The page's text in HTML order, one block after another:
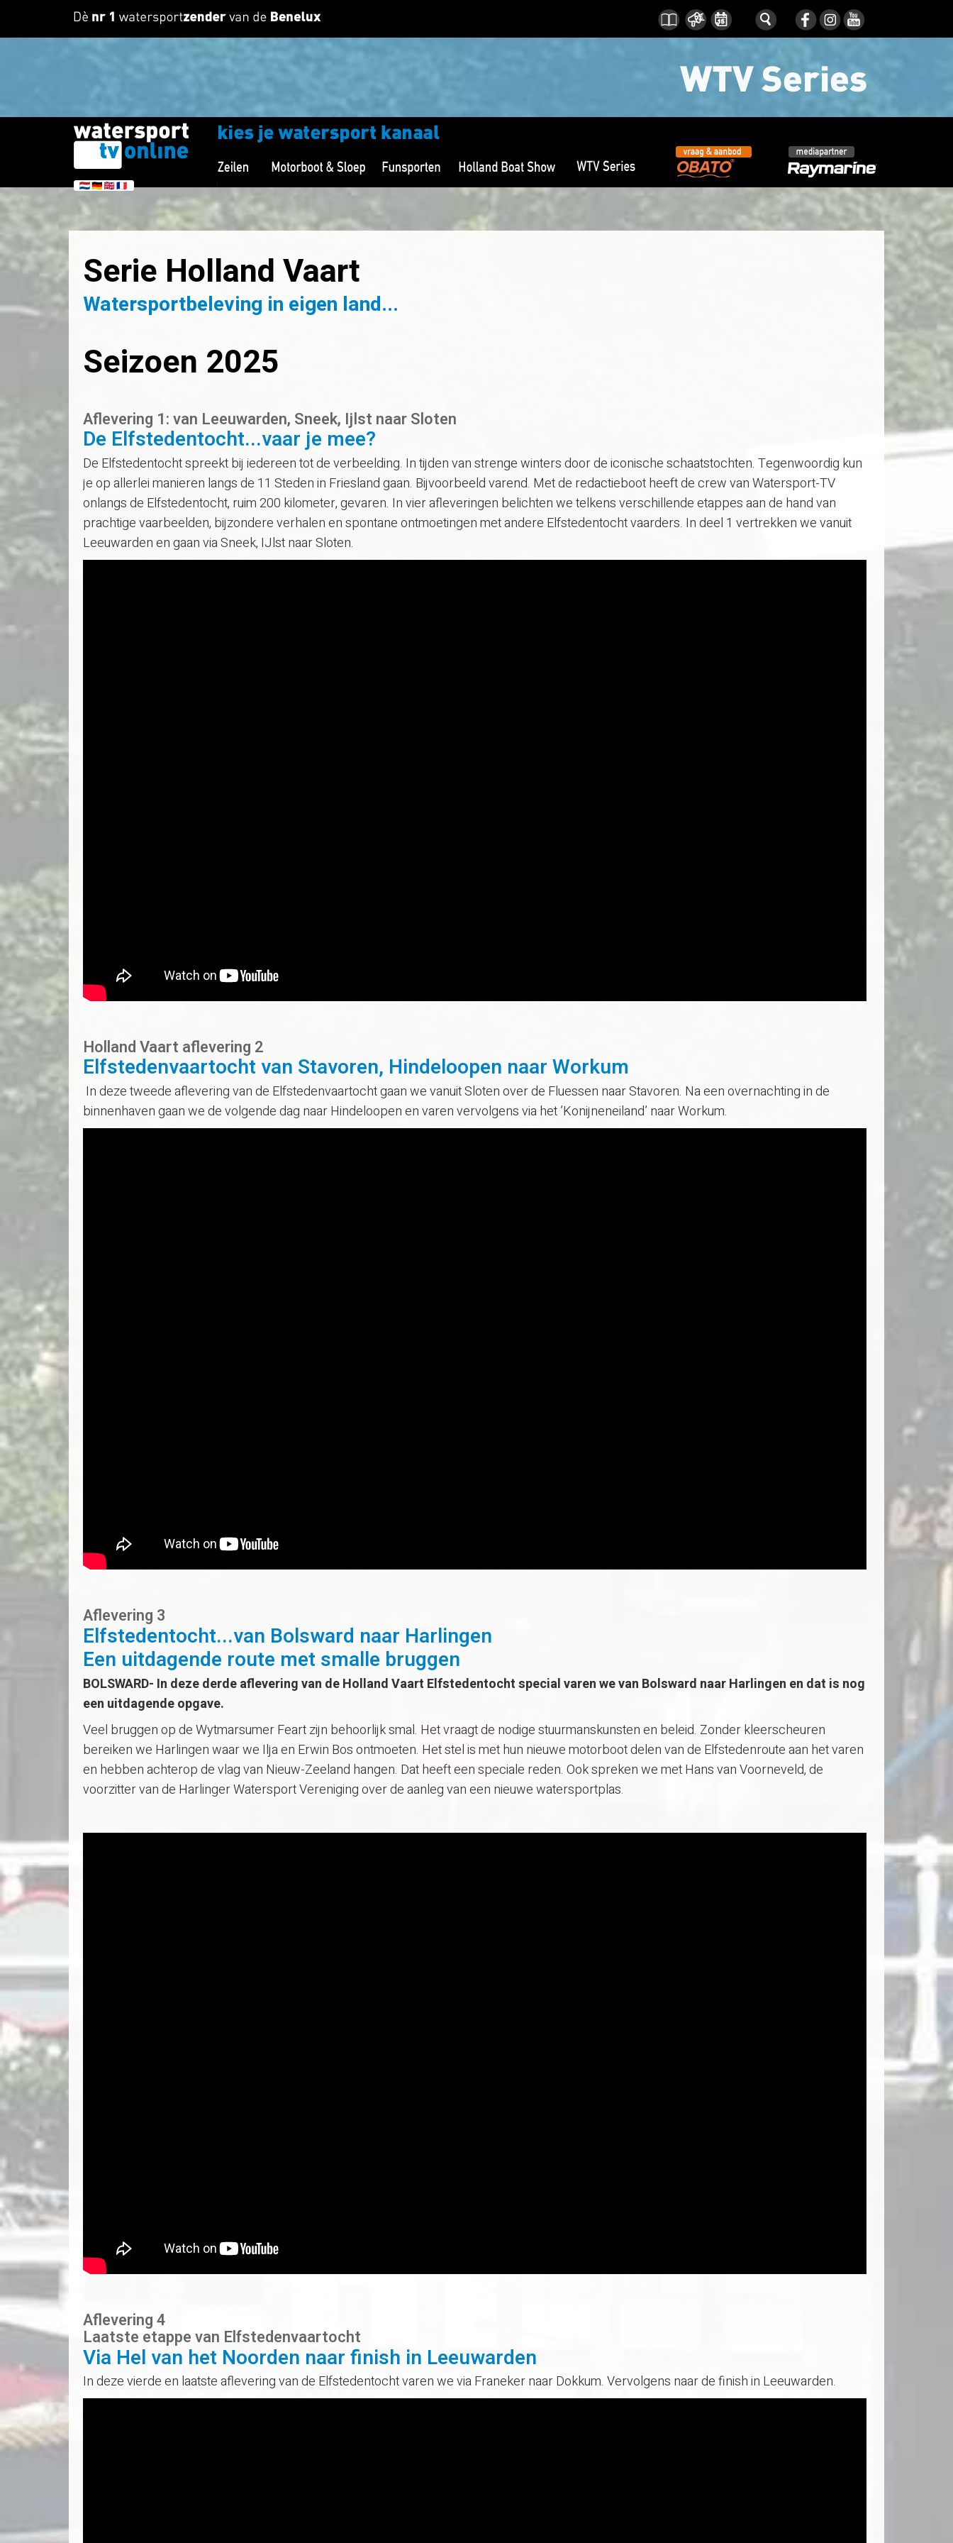
Serie Holland Vaart
Watersportbeleving in eigen land...
Seizoen 2025
Aflevering 1: van Leeuwarden, Sneek, Ijlst naar Sloten
De Elfstedentocht...vaar je mee?
De Elfstedentocht spreekt bij iedereen tot de verbeelding. In tijden van strenge winters door de iconische schaatstochten. Tegenwoordig kun
je op allerlei manieren langs de 11 Steden in Friesland gaan. Bijvoorbeeld varend. Met de redactieboot heeft de crew van Watersport-TV
onlangs de Elfstedentocht, ruim 200 kilometer, gevaren. In vier afleveringen belichten we telkens verschillende etappes aan de hand van
prachtige vaarbeelden, bijzondere verhalen en spontane ontmoetingen met andere Elfstedentocht vaarders. In deel 1 vertrekken we vanuit
Leeuwarden en gaan via Sneek, IJlst naar Sloten.
Holland Vaart aflevering 2
Elfstedenvaartocht van Stavoren, Hindeloopen naar Workum
In deze tweede aflevering van de Elfstedenvaartocht gaan we vanuit Sloten over de Fluessen naar Stavoren. Na een overnachting in de
binnenhaven gaan we de volgende dag naar Hindeloopen en varen vervolgens via het ’Konijneneiland’ naar Workum.
Aflevering 3
Elfstedentocht...van Bolsward naar Harlingen
Een uitdagende route met smalle bruggen
BOLSWARD- In deze derde aflevering van deHolland Vaart Elfstedentochtspecial varen we van Bolsward naar Harlingen en dat is nog
een uitdagende opgave.
Veel bruggen op de Wytmarsumer Feart zijn behoorlijk smal. Het vraagt de nodige stuurmanskunsten en beleid. Zonder kleerscheuren
bereiken we Harlingen waar we Ilja en Erwin Bos ontmoeten. Het stel is met hun nieuwe motorboot delen van de Elfstedenroute aan het varen
en hebben achterop de vlag van Nieuw-Zeeland hangen. Dat heeft een speciale reden. Ook spreken we met Hans van Voorneveld, de
voorzitter van de Harlinger Watersport Vereniging over de aanleg van een nieuwe watersportplas.
Aflevering 4
Laatste etappe van Elfstedenvaartocht
Via Hel van het Noorden naar finish in Leeuwarden
In deze vierde en laatste aflevering van de Elfstedentocht varen we via Franeker naar Dokkum. Vervolgens naar de finish in Leeuwarden.